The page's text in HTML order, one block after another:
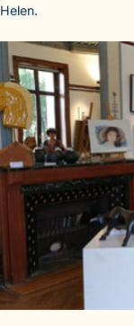
Helen.